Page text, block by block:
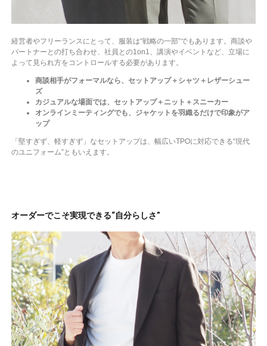
経営者やフリーランスにとって、服装は“戦略の一部”でもあります。商談や
パートナーとの打ち合わせ、社員との1on1、講演やイベントなど、立場に
よって見られ方をコントロールする必要があります。
商談相手がフォーマルなら、セットアップ＋シャツ＋レザーシュー
ズ
カジュアルな場面では、セットアップ＋ニット＋スニーカー
オンラインミーティングでも、ジャケットを羽織るだけで印象がア
ップ
「堅すぎず、軽すぎず」なセットアップは、幅広いTPOに対応できる“現代
のユニフォーム”ともいえます。
オーダーでこそ実現できる“自分らしさ”